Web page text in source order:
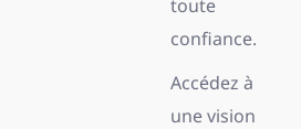
toute
confiance.
Accédez à
une vision